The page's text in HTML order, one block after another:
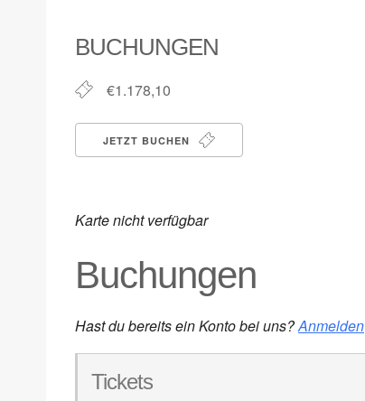
BUCHUNGEN
€1.178,10
JETZT BUCHEN
Karte nicht verfügbar
Buchungen
Hast du bereits ein Konto bei uns?Anmelden
Tickets